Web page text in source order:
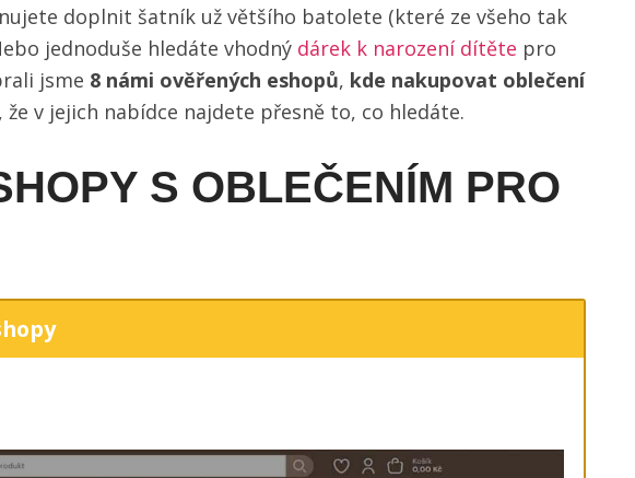
doplnit šatník už většího batolete (které ze všeho tak
jednoduše hledáte vhodný dárek k narození dítěte pro
jsme 8 námi ověřených eshopů, kde nakupovat oblečení
že v jejich nabídce najdete přesně to, co hledáte.
S OBLEČENÍM PRO